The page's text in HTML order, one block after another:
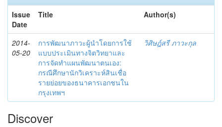
Issue
Date
Title Author(s)
2014-
05-20
การพัฒนาภาวะผู้นำโดยการใช้
แบบประเมินทางจิตวิทยาและ
การจัดทำแผนพัฒนาตนเอง:
กรณีศึกษานักวิเคราะห์สินเชื่อ
รายย่อยของธนาคารเอกชนใน
กรุงเทพฯ
วิศิษฎ์สรี ภาวะกุล
Discover